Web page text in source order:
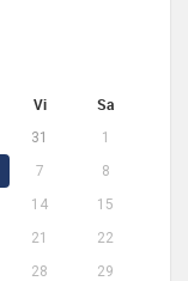
Vi Sa
31
1
7
8
14
15
21
22
28
29